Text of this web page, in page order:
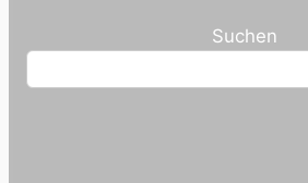
Suchen